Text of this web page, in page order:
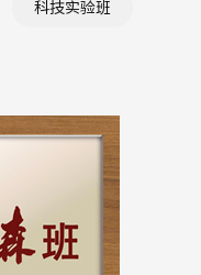
科技实验班